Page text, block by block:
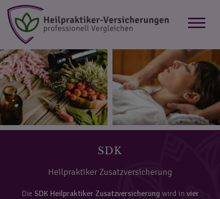
SDK
Heilpraktiker Zusatzversicherung
Die SDK Heilpraktiker Zusatzversicherung wird in vier